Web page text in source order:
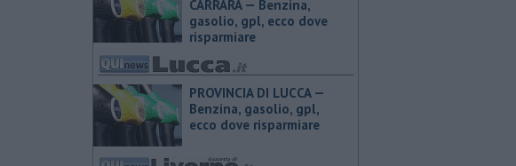
CARRARA — ​Benzina,
gasolio, gpl, ecco dove
risparmiare
PROVINCIA DI LUCCA — ​
Benzina, gasolio, gpl,
ecco dove risparmiare